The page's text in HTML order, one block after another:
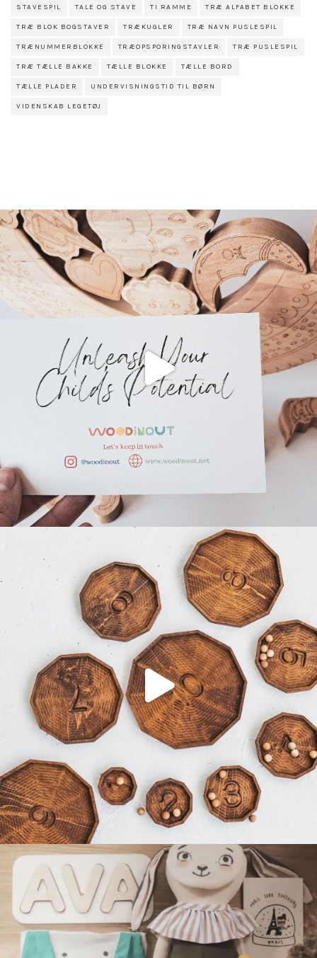
STAVESPIL TALE OG STAVE TI RAMME TRÆ ALFABET BLOKKE
TRÆ BLOK BOGSTAVER TRÆKUGLER TRÆ NAVN PUSLESPIL
TRÆNUMMERBLOKKE TRÆOPSPORINGSTAVLER TRÆ PUSLESPIL
TRÆ TÆLLE BAKKE TÆLLE BLOKKE TÆLLE BORD
TÆLLE PLADER UNDERVISNINGSTID TIL BØRN
VIDENSKAB LEGETØJ